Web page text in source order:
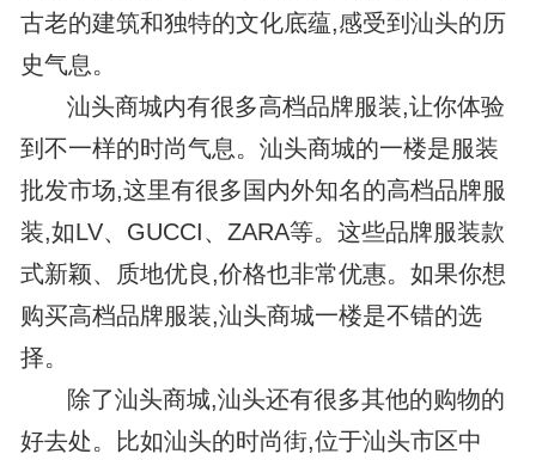
古老的建筑和独特的文化底蕴,感受到汕头的历
史气息。
汕头商城内有很多高档品牌服装,让你体验
到不一样的时尚气息。汕头商城的一楼是服装
批发市场,这里有很多国内外知名的高档品牌服
装,如LV、GUCCI、ZARA等。这些品牌服装款
式新颖、质地优良,价格也非常优惠。如果你想
购买高档品牌服装,汕头商城一楼是不错的选
择。
除了汕头商城,汕头还有很多其他的购物的
好去处。比如汕头的时尚街,位于汕头市区中